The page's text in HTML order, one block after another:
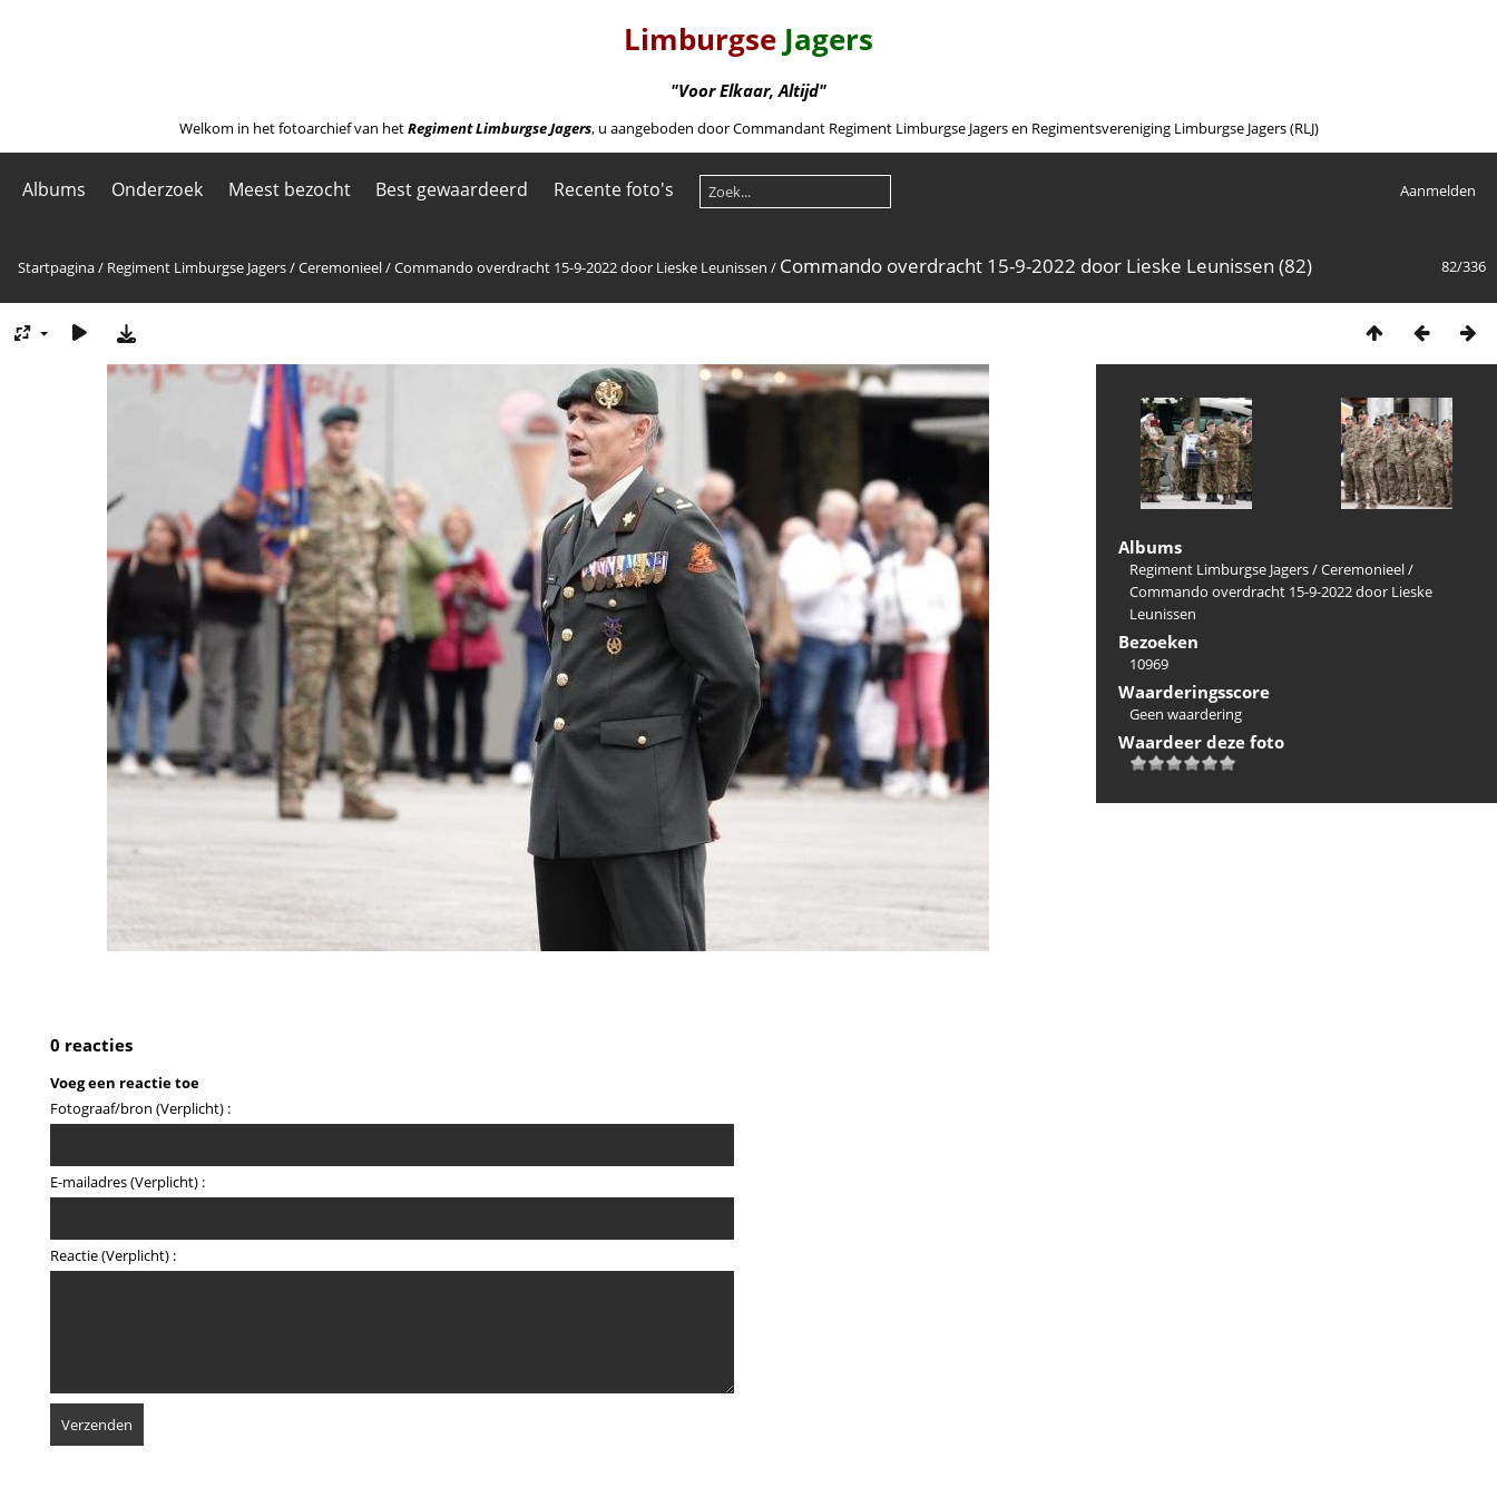
Limburgse Jagers
"Voor Elkaar, Altijd"
Welkom in het fotoarchief van hetRegiment Limburgse Jagers, u aangeboden door Commandant Regiment Limburgse Jagers en Regimentsvereniging Limburgse Jagers (RLJ)
Albums Onderzoek Meest bezocht Best gewaardeerd Recente foto's Aanmelden
82/336
Startpagina/ Regiment Limburgse Jagers/Ceremonieel/Commando overdracht 15-9-2022 door Lieske Leunissen / Commando overdracht 15-9-2022 door Lieske Leunissen (82)
Albums
Regiment Limburgse Jagers/Ceremonieel/
Commando overdracht 15-9-2022 door Lieske
Leunissen
Bezoeken
10969
Waarderingsscore
Geen waardering
Waardeer deze foto
0 reacties
Voeg een reactie toe
Fotograaf/bron (Verplicht) :
E-mailadres (Verplicht) :
Reactie (Verplicht) :